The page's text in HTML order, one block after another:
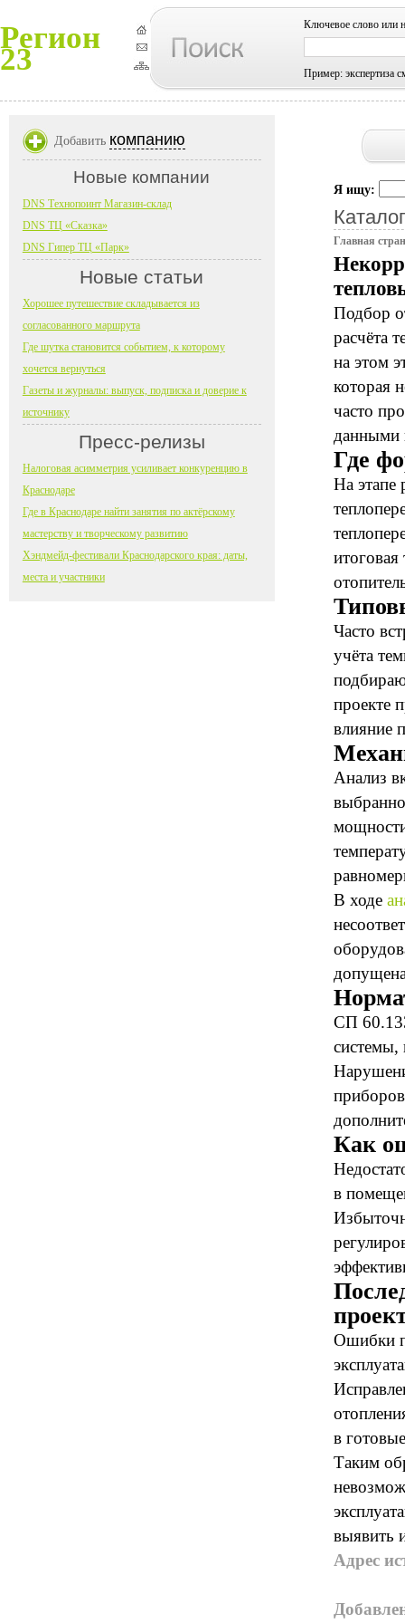
Регион
23
Ключевое слово или
Пример: экспертиза
Я ищу:
Главная
Подбор
расчёта
на этом
которая
часто
данными
Где
На этапе
итоговая
Часто
учёта
проекте
влияние
Анализ
В ходе
СП
системы,
Как
в
Ошибки
в
Таким
выявить
Адрес
Добавить компанию
Новые компании
DNS Технопоинт Магазин-склад
DNS ТЦ «Сказка»
DNS Гипер ТЦ «Парк»
Новые статьи
Хорошее путешествие складывается из
согласованного маршрута
Где шутка становится событием, к которому
хочется вернуться
Газеты и журналы: выпуск, подписка и доверие к
источнику
Пресс-релизы
Налоговая асимметрия усиливает конкуренцию в
Краснодаре
Где в Краснодаре найти занятия по актёрскому
мастерству и творческому развитию
Хэндмейд-фестивали Краснодарского края: даты,
места и участники